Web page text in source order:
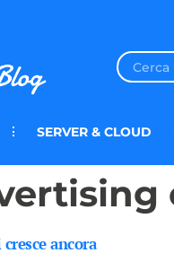
SERVER & CLOUD
ancora